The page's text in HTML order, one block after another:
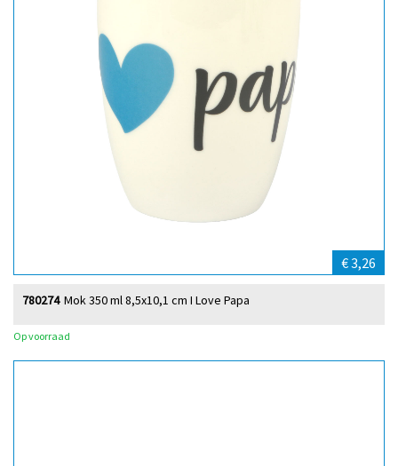
€ 3,26
Mok 350 ml 8,5x10,1 cm I Love Papa
780274
Op voorraad